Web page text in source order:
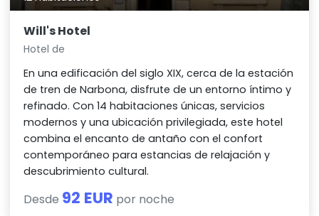
Will's Hotel
Hotel de
En una edificación del siglo XIX, cerca de la estación
de tren de Narbona, disfrute de un entorno íntimo y
refinado. Con 14 habitaciones únicas, servicios
modernos y una ubicación privilegiada, este hotel
combina el encanto de antaño con el confort
contemporáneo para estancias de relajación y
descubrimiento cultural.
Desde 92 EUR por noche